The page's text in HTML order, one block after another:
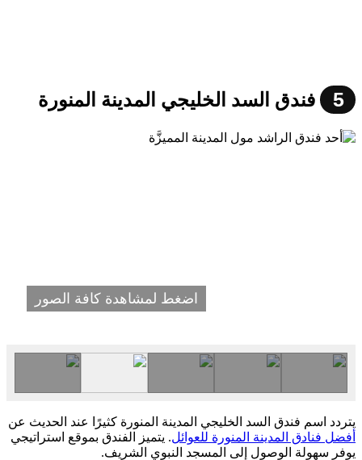
5 فندق السد الخليجي المدينة المنورة
اضغط لمشاهدة كافة الصور
يتردد اسم فندق السد الخليجي المدينة المنورة كثيرًا عند الحديث عن
أفضل فنادق المدينة المنورة للعوائل. يتميز الفندق بموقع استراتيجي
يوفر سهولة الوصول إلى المسجد النبوي الشريف.